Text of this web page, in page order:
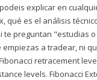
explicar en
qué es el análisis
te preguntan "estudias
a tradear, ni
retracement
levels. Fibonacci